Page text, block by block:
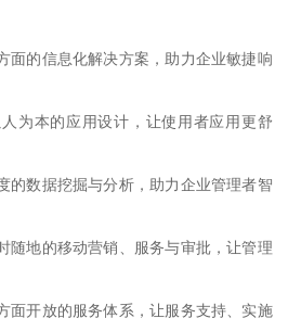
面的信息化解决方案，助力企业敏捷响
为本的应用设计，让使用者应用更舒
的数据挖掘与分析，助力企业管理者智
随地的移动营销、服务与审批，让管理
面开放的服务体系，让服务支持、实施